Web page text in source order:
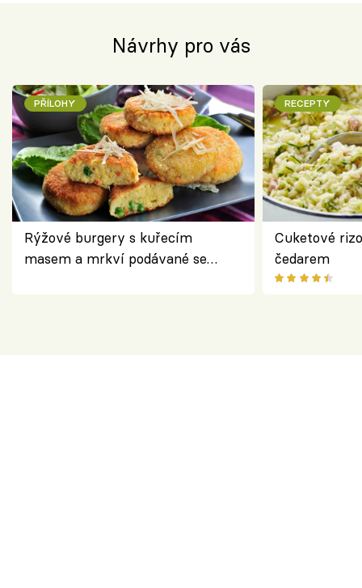
Návrhy pro vás
PŘÍLOHY
Rýžové burgery s kuřecím
masem a mrkví podávané se
RECEPTY
Cuketové
čedarem